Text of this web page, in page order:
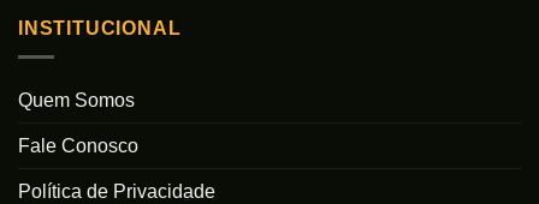
INSTITUCIONAL
Quem Somos
Fale Conosco
Política de Privacidade